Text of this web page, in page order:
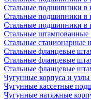
Стальные подшипники в
Стальные подшипники в
Стальные подшипники в
Стальные штампованные
Стальные стационарные
Стальные фланцевые
Стальные фланцевые
Стальные фланцевые
Чугунные корпуса и узлы
Чугунные кассетные
Чугунные натяжные